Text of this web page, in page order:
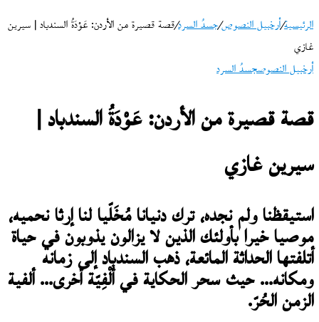
عن
الرئيسية/أرخبيل النصوص/جسدُ السرد/قصة قصيرة من الأردن: عَوْدَةُ السندباد | سيرين
غازي
أرخبيل النصوصجسدُ السرد
قصة قصيرة من الأردن: عَوْدَةُ السندباد |
سيرين غازي
استيقظنا ولم نجده، ترك دنيانا مُخَلّيا لنا إرثا نحميه،
موصيا خيرا بأولئك الذين لا يزالون يذوبون في حياة
أتلفتها الحداثة المائعة، ذهب السندباد إلى زمانه
ومكانه... حيث سحر الحكاية في ألْفِيّة أخرى... ألفية
الزمن الحُرّ.